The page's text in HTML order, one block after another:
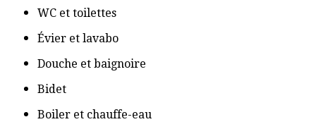
WC et toilettes
Évier et lavabo
Douche et baignoire
Bidet
Boiler et chauffe-eau